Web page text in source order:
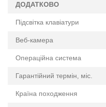
ДОДАТКОВО
Підсвітка клавіатури
Веб-камера
Операційна система
Гарантійний термін, міс.
Країна походження